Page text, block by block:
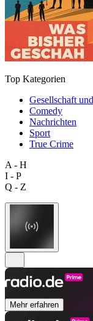
Top Kategorien
Gesellschaft
Comedy
Nachrichten
Sport
True Crime
A - H
I - P
Q - Z
Mehr erfahren